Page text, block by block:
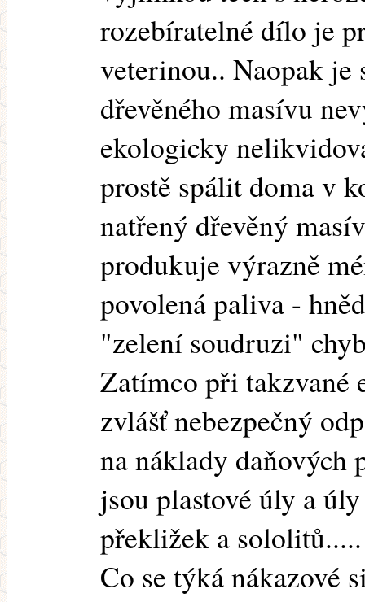
rozebíratelné dílo je
veterinou.. Naopak je
dřevěného masívu
ekologicky
prostě spálit doma v
natřený dřevěný
produkuje výrazně
povolená paliva -
"zelení soudruzi"
Zatímco při
zvlášť nebezpečný
na náklady daňových
jsou plastové úly a
překližek a sololitů.....
Co se týká nákazové